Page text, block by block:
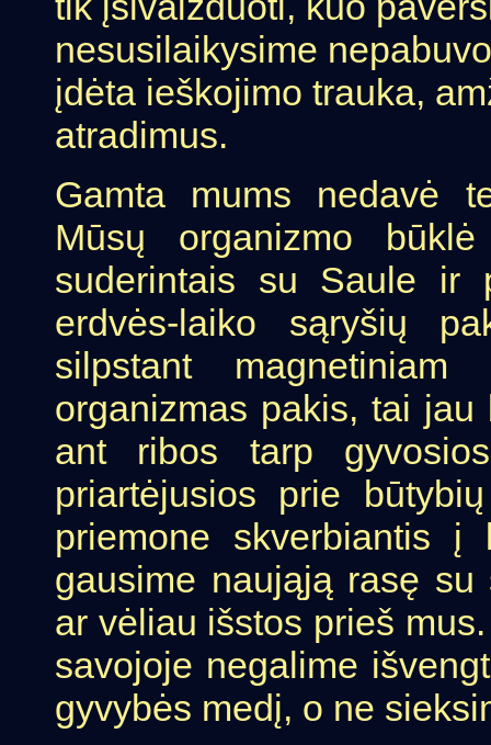
nesusilaikysime
įdėta ieškojimo trauka,
atradimus.
Gamta mums nedavė
Mūsų organizmo
suderintais su Saule ir
erdvės-laiko sąryšių
silpstant
organizmas pakis, tai
ant ribos tarp
priartėjusios prie
priemone skverbiantis į
gausime naująją rasę
ar vėliau išstos prieš
savojoje negalime
gyvybės medį, o ne